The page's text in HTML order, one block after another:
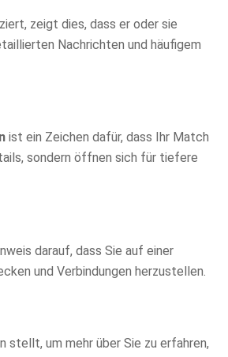
zeigt dies, dass er oder sie
Nachrichten und häufigem
ist ein Zeichen dafür, dass Ihr Match
sondern öffnen sich für tiefere
darauf, dass Sie auf einer
und Verbindungen herzustellen.
stellt, um mehr über Sie zu erfahren,